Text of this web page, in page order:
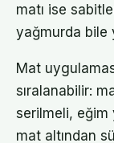
matı ise
yağmurda bile
Mat
sıralanabilir:
serilmeli, eğim
mat altından